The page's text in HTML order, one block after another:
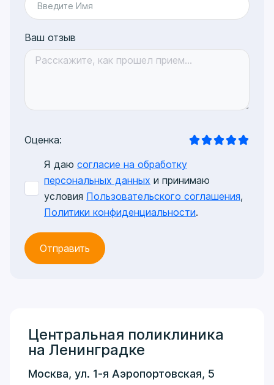
Введите Имя
Оценка:
Ваш отзыв
Я даю согласие на обработку
персональных данных и принимаю
условия Пользовательского соглашения,
Политики конфиденциальности.
Центральная поликлиника
на Ленинградке
Москва, ул. 1-я Аэропортовская, 5